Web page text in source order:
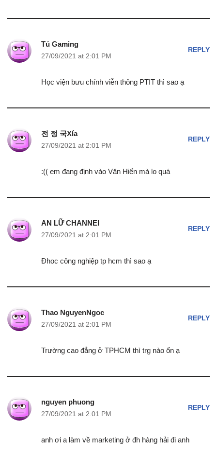
Tú Gaming
27/09/2021 at 2:01 PM
REPLY
Học viện bưu chính viễn thông PTIT thì sao ạ
전 정 국Xía
27/09/2021 at 2:01 PM
REPLY
:(( em đang định vào Văn Hiến mà lo quá
AN LỮ CHANNEl
27/09/2021 at 2:01 PM
REPLY
Đhoc công nghiệp tp hcm thì sao ạ
Thao NguyenNgoc
27/09/2021 at 2:01 PM
REPLY
Trường cao đẳng ở TPHCM thì trg nào ổn ạ
nguyen phuong
27/09/2021 at 2:01 PM
REPLY
anh ơi a làm về marketing ở đh hàng hải đi anh